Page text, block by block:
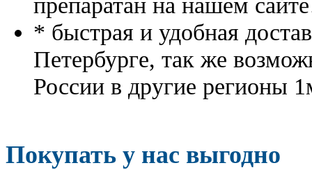
* быстрая и удобная
Петербурге, так же
России в другие регионы
Покупать у нас выгодно